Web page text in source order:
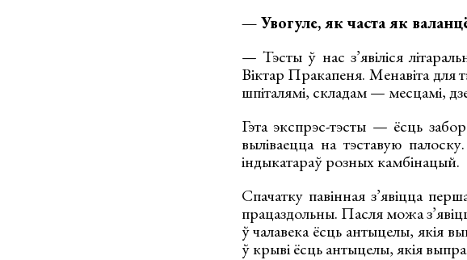
— Увогуле, як часта як
— Тэсты ў нас з’явіліся
Віктар Пракапеня. Менавіта для
шпіталямі, складам — месцамі,
Гэта экспрэс-тэсты — ёсць
выліваецца на тэставую
індыкатараў розных камбінацый.
Спачатку павінная з’явіцца
працаздольны. Пасля можа
ў чалавека ёсць антыцелы, якія
ў крыві ёсць антыцелы, якія